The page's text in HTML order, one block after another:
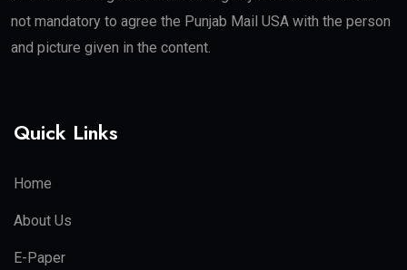
not mandatory to agree the Punjab Mail USA with the person
and picture given in the content.
Quick Links
Home
About Us
E-Paper